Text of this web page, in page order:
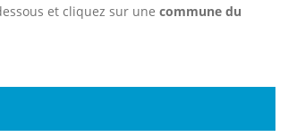
et cliquez sur une commune du